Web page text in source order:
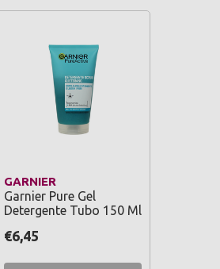
GARNIER
Garnier Pure Gel
Detergente Tubo 150 Ml
€6,45